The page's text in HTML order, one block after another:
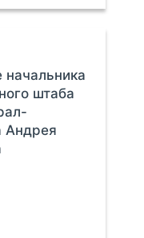
штаба
Андрея